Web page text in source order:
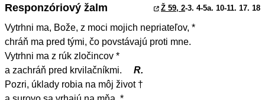
Responzóriový žalm Ž 59, 2-3. 4-5a. 10-11. 17. 18
Vytrhni ma, Bože, z moci mojich nepriateľov, *
chráň ma pred tými, čo povstávajú proti mne.
Vytrhni ma z rúk zločincov *
a zachráň pred krvilačníkmi.
R.
Pozri, úklady robia na môj život †